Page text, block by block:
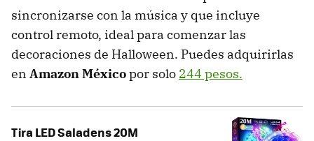
sincronizarse con la música y que incluye
control remoto, ideal para comenzar las
decoraciones de Halloween. Puedes adquirirlas
en Amazon Méxicopor solo 244 pesos.
Tira LED Saladens 20M